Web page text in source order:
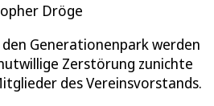
Dröge
Generationenpark werden
Zerstörung zunichte
des Vereinsvorstands.